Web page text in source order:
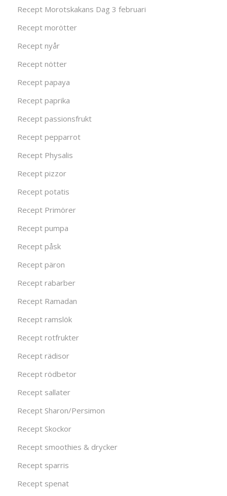
Recept Morotskakans Dag 3 februari
Recept morötter
Recept nyår
Recept nötter
Recept papaya
Recept paprika
Recept passionsfrukt
Recept pepparrot
Recept Physalis
Recept pizzor
Recept potatis
Recept Primörer
Recept pumpa
Recept påsk
Recept päron
Recept rabarber
Recept Ramadan
Recept ramslök
Recept rotfrukter
Recept rädisor
Recept rödbetor
Recept sallater
Recept Sharon/Persimon
Recept Skockor
Recept smoothies & drycker
Recept sparris
Recept spenat